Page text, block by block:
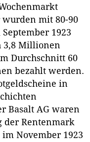
wurden mit 80-90
1923
3,8 Millionen
Durchschnitt 60
bezahlt werden.
in
Basalt AG waren
der Rentenmark
November 1923